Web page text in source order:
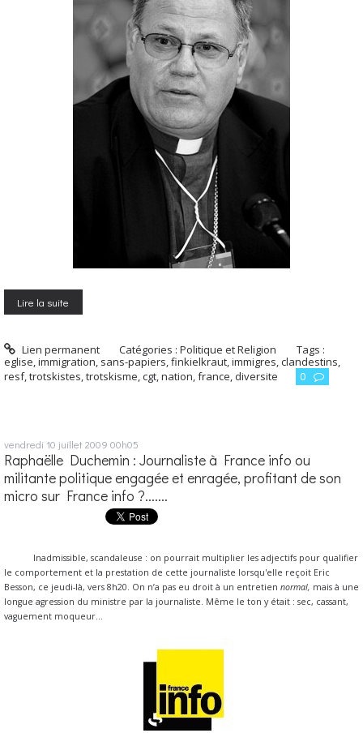
Lire la suite
Lien permanent Catégories :Politique et Religion
Tags :
eglise,immigration, sans-papiers,finkielkraut,immigres,clandestins,
resf,trotskistes,trotskisme,cgt,nation,france, diversite 0
vendredi 10 juillet 2009 00h05
Raphaëlle Duchemin : Journaliste à France info ou
militante politique engagée et enragée, profitant de son
micro sur France info ?.......
Inadmissible, scandaleuse : on pourrait multiplier les adjectifs pour qualifier
le comportement et la prestation de cette journaliste lorsqu'elle reçoit Eric
Besson, ce jeudi-là, vers 8h20. On n’a pas eu droit à un entretien normal, mais à une
longue agression du ministre par la journaliste. Même le ton y était : sec, cassant,
vaguement moqueur…